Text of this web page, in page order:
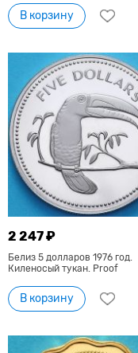
В корзину
2 247 ₽
Белиз 5 долларов 1976 год.
Киленосый тукан. Proof
В корзину